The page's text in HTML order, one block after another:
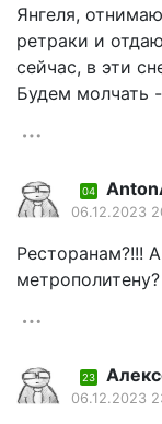
Янгеля,
ретраки и
сейчас, в эти
Будем молчать
04
06.12.2023
Ресторанам?!!!
метрополитену?
23
06.12.2023